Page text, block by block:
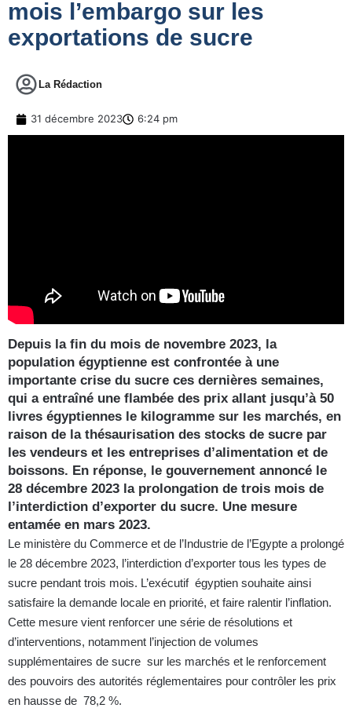
mois l’embargo sur les
exportations de sucre
La Rédaction
31 décembre 2023 6:24 pm
Depuis la fin du mois de novembre 2023, la
population égyptienne est confrontée à une
importante crise du sucre ces dernières semaines,
qui a entraîné une flambée des prix allant jusqu’à 50
livres égyptiennes le kilogramme sur les marchés, en
raison de la thésaurisation des stocks de sucre par
les vendeurs et les entreprises d’alimentation et de
boissons. En réponse, le gouvernement annoncé le
28 décembre 2023 la prolongation de trois mois de
l’interdiction d’exporter du sucre. Une mesure
entamée en mars 2023.
Le ministère du Commerce et de l’Industrie de l’Egypte a prolongé
le 28 décembre 2023, l’interdiction d’exporter tous les types de
sucre pendant trois mois. L’exécutif égyptien souhaite ainsi
satisfaire la demande locale en priorité, et faire ralentir l’inflation.
Cette mesure vient renforcer une série de résolutions et
d’interventions, notamment l’injection de volumes
supplémentaires de sucre sur les marchés et le renforcement
des pouvoirs des autorités réglementaires pour contrôler les prix
en hausse de 78,2 %.